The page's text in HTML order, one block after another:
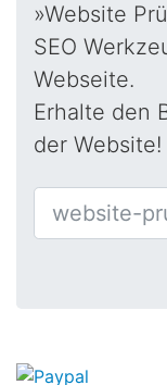
»Website
SEO
Webseite.
Erhalte den
der Website!